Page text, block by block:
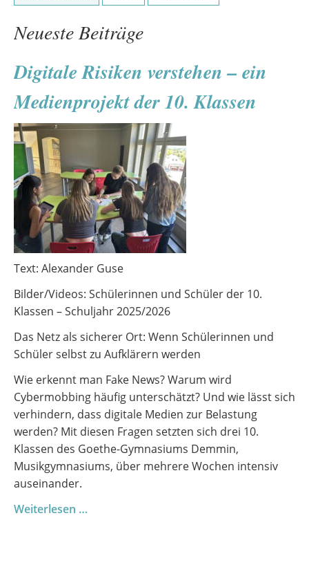
Neueste Beiträge
Digitale Risiken verstehen – ein
Medienprojekt der 10. Klassen
Text: Alexander Guse
Bilder/Videos: Schülerinnen und Schüler der 10.
Klassen – Schuljahr 2025/2026
Das Netz als sicherer Ort: Wenn Schülerinnen und
Schüler selbst zu Aufklärern werden
Wie erkennt man Fake News? Warum wird
Cybermobbing häufig unterschätzt? Und wie lässt sich
verhindern, dass digitale Medien zur Belastung
werden? Mit diesen Fragen setzten sich drei 10.
Klassen des Goethe-Gymnasiums Demmin,
Musikgymnasiums, über mehrere Wochen intensiv
auseinander.
Weiterlesen …